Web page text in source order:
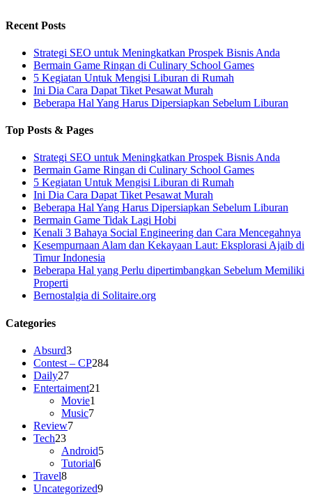
Recent Posts
Strategi SEO untuk Meningkatkan Prospek Bisnis Anda
Bermain Game Ringan di Culinary School Games
5 Kegiatan Untuk Mengisi Liburan di Rumah
Ini Dia Cara Dapat Tiket Pesawat Murah
Beberapa Hal Yang Harus Dipersiapkan Sebelum Liburan
Top Posts & Pages
Strategi SEO untuk Meningkatkan Prospek Bisnis Anda
Bermain Game Ringan di Culinary School Games
5 Kegiatan Untuk Mengisi Liburan di Rumah
Ini Dia Cara Dapat Tiket Pesawat Murah
Beberapa Hal Yang Harus Dipersiapkan Sebelum Liburan
Bermain Game Tidak Lagi Hobi
Kenali 3 Bahaya Social Engineering dan Cara Mencegahnya
Kesempurnaan Alam dan Kekayaan Laut: Eksplorasi Ajaib di
Timur Indonesia
Beberapa Hal yang Perlu dipertimbangkan Sebelum Memiliki
Properti
Bernostalgia di Solitaire.org
Categories
Absurd3
Contest – CP284
Daily27
Entertaiment21
Movie1
Music7
Review7
Tech23
Android5
Tutorial6
Travel8
Uncategorized9